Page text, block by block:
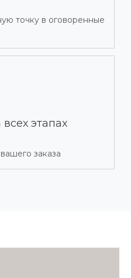
точку в оговоренные
этапах
заказа